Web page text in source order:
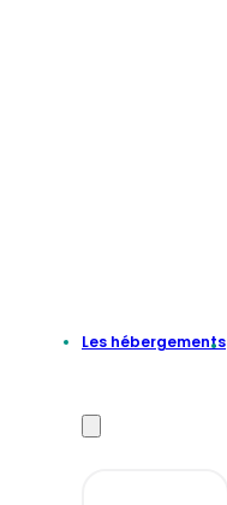
Les hébergements